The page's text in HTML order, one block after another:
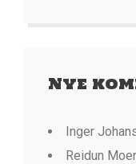
Nye
Inger
Reidun